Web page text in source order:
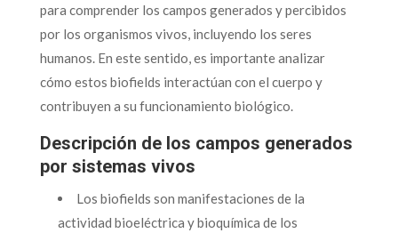
para comprender los campos generados y percibidos
por los organismos vivos, incluyendo los seres
humanos. En este sentido, es importante analizar
cómo estos biofields interactúan con el cuerpo y
contribuyen a su funcionamiento biológico.
Descripción de los campos generados
por sistemas vivos
Los biofields son manifestaciones de la
actividad bioeléctrica y bioquímica de los